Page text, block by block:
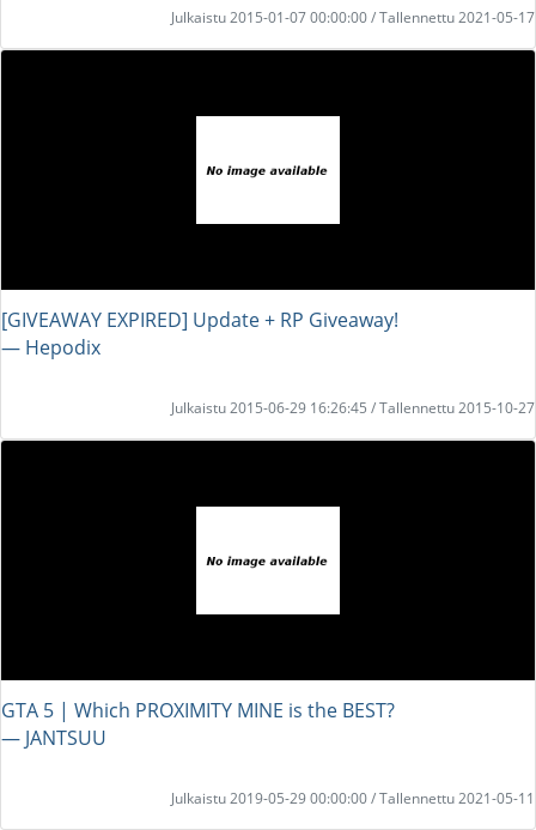
Julkaistu 2015-01-07 00:00:00 / Tallennettu 2021-05-17
[GIVEAWAY EXPIRED] Update + RP Giveaway!
― Hepodix
Julkaistu 2015-06-29 16:26:45 / Tallennettu 2015-10-27
GTA 5 | Which PROXIMITY MINE is the BEST?
― JANTSUU
Julkaistu 2019-05-29 00:00:00 / Tallennettu 2021-05-11